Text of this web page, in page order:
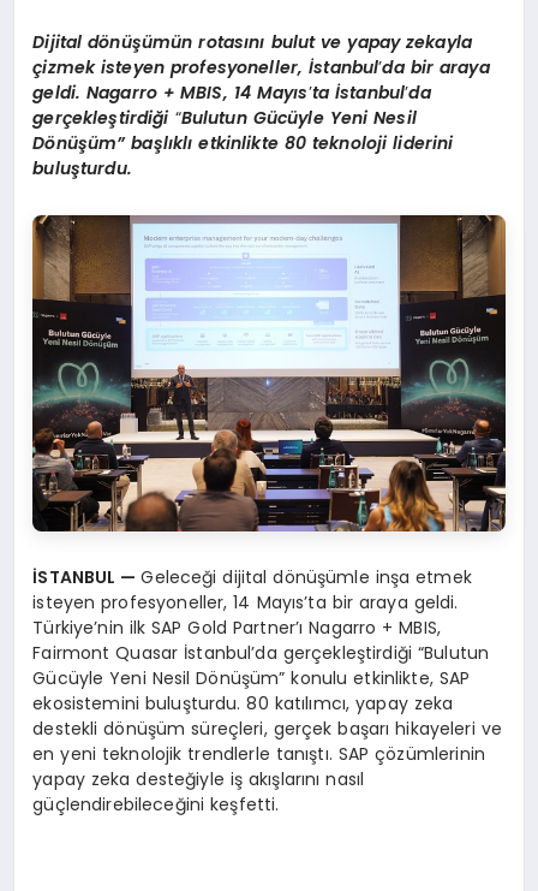
Dijital dönüşümün rotasını bulut ve yapay zekayla
çizmek isteyen profesyoneller, İstanbul’da bir araya
geldi.Nagarro + MBIS, 14 Mayıs’ta İstanbul’da
gerçekleştirdiği “Bulutun Gücüyle Yeni Nesil
Dönüşüm” başlıklı etkinlikte 80 teknoloji liderini
buluşturdu.
İSTANBUL —Geleceği dijital dönüşümle inşa etmek
isteyen profesyoneller, 14 Mayıs’ta bir araya geldi.
Türkiye’nin ilk SAP Gold Partner’ı Nagarro + MBIS,
Fairmont Quasar İstanbul’da gerçekleştirdiği “Bulutun
Gücüyle Yeni Nesil Dönüşüm” konulu etkinlikte, SAP
ekosistemini buluşturdu. 80 katılımcı, yapay zeka
destekli dönüşüm süreçleri, gerçek başarı hikayeleri ve
en yeni teknolojik trendlerle tanıştı. SAP çözümlerinin
yapay zeka desteğiyle iş akışlarını nasıl
güçlendirebileceğini keşfetti.